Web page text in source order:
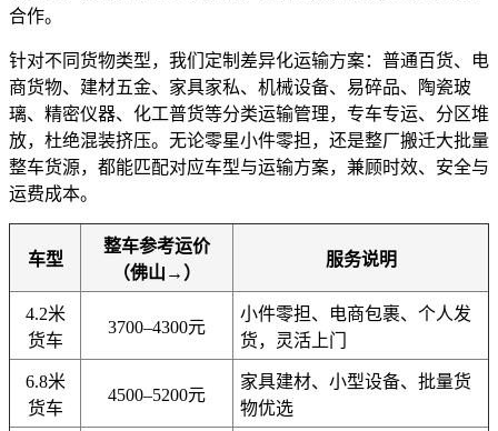
合作。
针对不同货物类型，我们定制差异化运输方案：普通百货、电
商货物、建材五金、家具家私、机械设备、易碎品、陶瓷玻
璃、精密仪器、化工普货等分类运输管理，专车专运、分区堆
放，杜绝混装挤压。无论零星小件零担，还是整厂搬迁大批量
整车货源，都能匹配对应车型与运输方案，兼顾时效、安全与
运费成本。
车型
整车参考运价
（佛山→）
服务说明
4.2米
货车
3700–4300元
小件零担、电商包裹、个人发
货，灵活上门
6.8米
货车
4500–5200元
家具建材、小型设备、批量货
物优选